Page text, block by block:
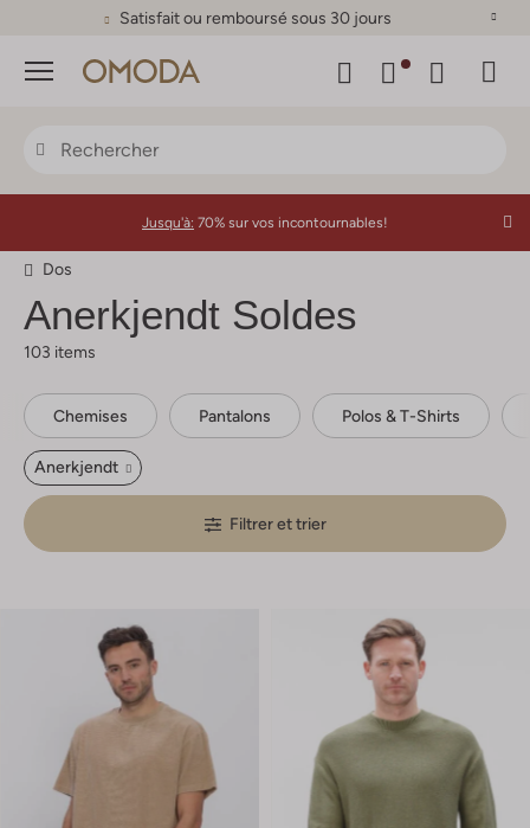
Satisfait ou remboursé sous 30 jours
Menu
Jusqu'à: 70% sur vos incontournables!
Dos
Anerkjendt Soldes
103 items
Chemises Pantalons Polos & T-Shirts
Anerkjendt
Filtrer et trier